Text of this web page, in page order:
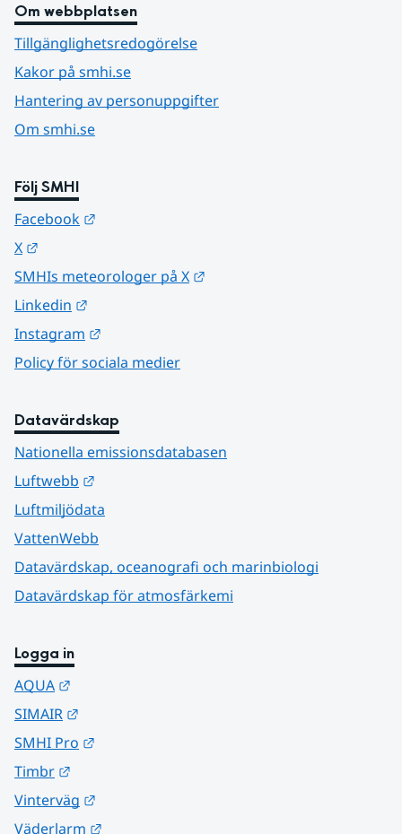
Om webbplatsen
Tillgänglighetsredogörelse
Kakor på smhi.se
Hantering av personuppgifter
Om smhi.se
Följ SMHI
Facebook
X
SMHIs meteorologer på X
Linkedin
Instagram
Policy för sociala medier
Datavärdskap
Nationella emissionsdatabasen
Luftwebb
Luftmiljödata
VattenWebb
Datavärdskap, oceanografi och marinbiologi
Datavärdskap för atmosfärkemi
Logga in
AQUA
SIMAIR
SMHI Pro
Timbr
Vinterväg
Väderlarm